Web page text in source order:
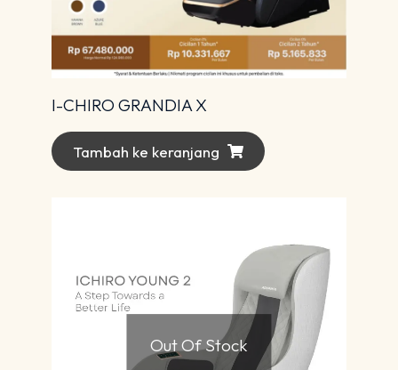
I-CHIRO GRANDIA X
Tambah ke keranjang
Out Of Stock